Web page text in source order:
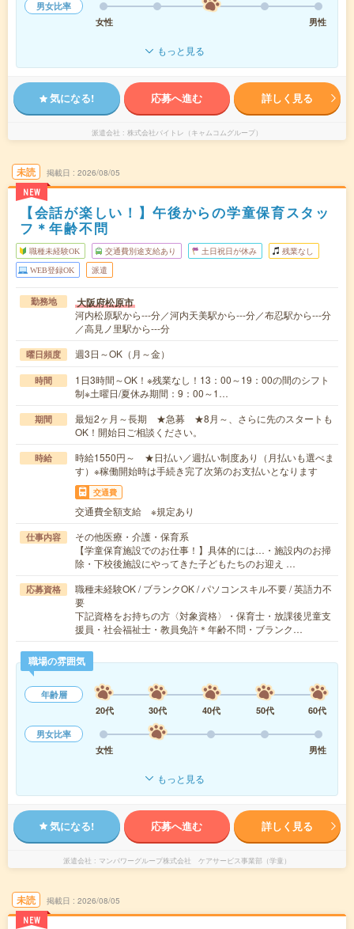
男女比率
女性
男性
もっと見る
気になる! 応募へ進む 詳しく見る
派遣会社 株式会社バイトレ（キャムコムグループ）
未読
NEW
掲載日 2026/08/05
【会話が楽しい！】午後からの学童保育スタッ
フ＊年齢不問
職種未経験OK 交通費別途支給あり 土日祝日が休み 残業なし
WEB登録OK 派遣
勤務地 大阪府松原市
河内松原駅から---分／河内天美駅から---分／布忍駅から---分
／高見ノ里駅から---分
曜日頻度 週3日～OK（月～金）
時間
1日3時間～OK！※残業なし！13：00～19：00の間のシフト
制※土曜日/夏休み期間：9：00～1…
期間
最短2ヶ月～長期 ★急募 ★8月～、さらに先のスタートも
OK！開始日ご相談ください。
時給
時給1550円～ ★日払い／週払い制度あり（月払いも選べま
す）※稼働開始時は手続き完了次第のお支払いとなります
交通費
交通費全額支給 ※規定あり
仕事内容
その他医療・介護・保育系
【学童保育施設でのお仕事！】具体的には…・施設内のお掃
除・下校後施設にやってきた子どもたちのお迎え …
応募資格
職種未経験OK / ブランクOK / パソコンスキル不要 / 英語力不
要
下記資格をお持ちの方〈対象資格〉・保育士・放課後児童支
援員・社会福祉士・教員免許＊年齢不問・ブランク…
職場の雰囲気
年齢層
20代
30代 40代 50代
60代
男女比率
女性
男性
もっと見る
気になる! 応募へ進む 詳しく見る
派遣会社 マンパワーグループ株式会社 ケアサービス事業部（学童）
未読
NEW
掲載日 2026/08/05